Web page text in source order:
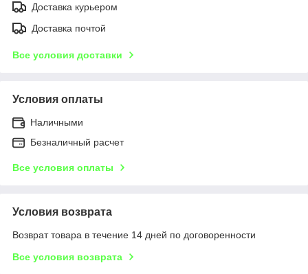
Доставка курьером
Доставка почтой
Все условия доставки
Условия оплаты
Наличными
Безналичный расчет
Все условия оплаты
Условия возврата
Возврат товара в течение 14 дней по договоренности
Все условия возврата